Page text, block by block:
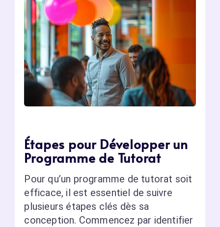
Étapes pour Développer un
Programme de Tutorat
Pour qu’un programme de tutorat soit
efficace, il est essentiel de suivre
plusieurs étapes clés dès sa
conception. Commencez par identifier